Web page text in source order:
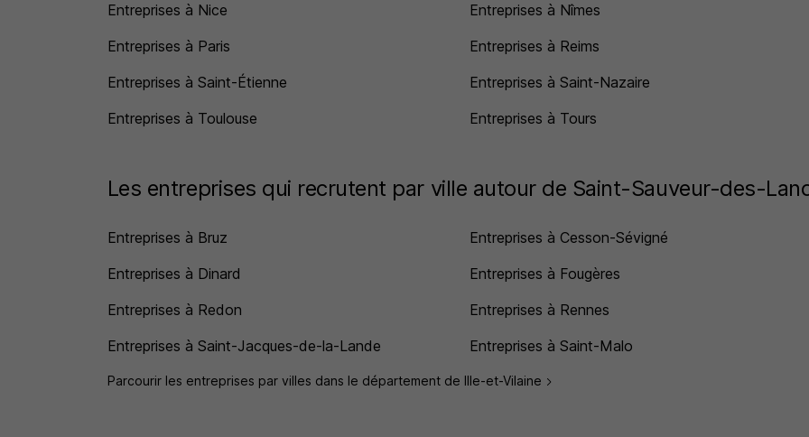
Entreprises à Nice
Entreprises à Nîmes
Entreprises à Paris
Entreprises à Reims
Entreprises à Saint-Étienne
Entreprises à Saint-Nazaire
Entreprises à Toulouse
Entreprises à Tours
Les entreprises qui recrutent par ville autour de Saint-Sauveur-des-
Entreprises à Bruz Entreprises à Cesson-Sévigné
Entreprises à Dinard
Entreprises à Fougères
Entreprises à Redon
Entreprises à Rennes
Entreprises à Saint-Jacques-de-la-Lande
Entreprises à Saint-Malo
Parcourir les entreprises par villes dans le département de Ille-et-Vilaine